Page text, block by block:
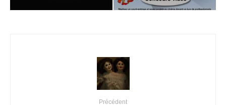
Précédent